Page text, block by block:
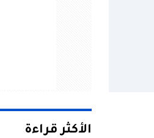
الأكثر قراءة